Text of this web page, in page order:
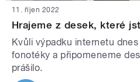
11. říjen 2022
Hrajeme z desek, které
Kvůli výpadku internetu
fonotéky a připomeneme
prášilo.